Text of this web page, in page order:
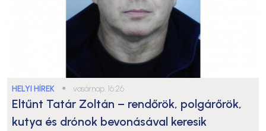
HELYI HÍREK ● vasárnap, 16:26
Eltűnt Tatár Zoltán – rendőrök, polgárőrök,
kutya és drónok bevonásával keresik